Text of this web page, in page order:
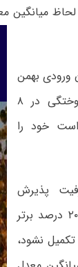
ورودی بهمن
۹۷ به شرط دانش آموختگی در ۸
خود را
پذیرش
بدون آزمون رشته‌ای با ۲۰ درصد برتر
نشود،